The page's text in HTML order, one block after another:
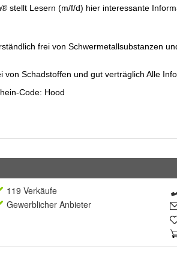
119 Verkäufe
Gewerblicher Anbieter